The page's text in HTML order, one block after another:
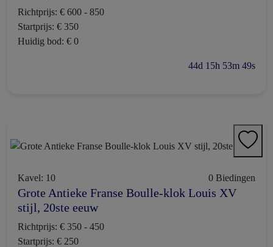
Richtprijs: € 600 - 850
Startprijs: € 350
Huidig bod: € 0
44d 15h 53m 48s
Kavel: 10 0 Biedingen
Grote Antieke Franse Boulle-klok Louis XV
stijl, 20ste eeuw
Richtprijs: € 350 - 450
Startprijs: € 250